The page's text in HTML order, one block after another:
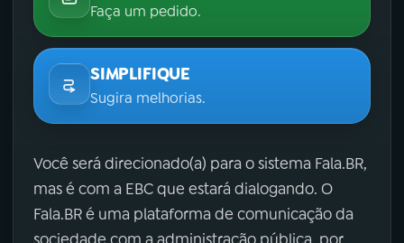
Faça um pedido.
SIMPLIFIQUE
Sugira melhorias.
Você será direcionado(a) para o sistema Fala.BR,
mas é com a EBC que estará dialogando. O
Fala.BR é uma plataforma de comunicação da